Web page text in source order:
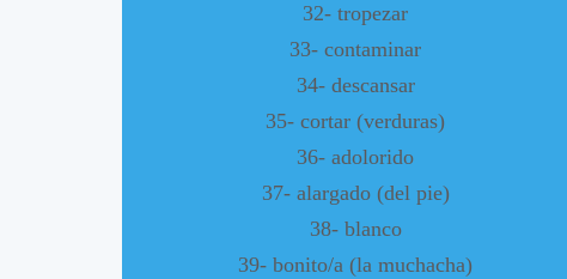
32- tropezar
33- contaminar
34- descansar
35- cortar (verduras)
36- adolorido
37- alargado (del pie)
38- blanco
39- bonito/a (la muchacha)